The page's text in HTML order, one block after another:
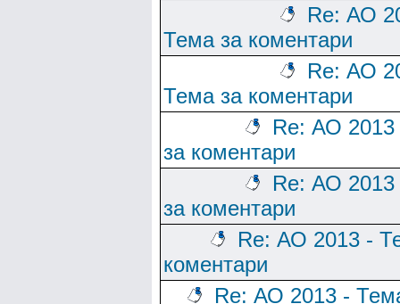
Re: АО
Тема за коментари
Re: АО
Тема за коментари
Re: АО
за коментари
Re: АО
за коментари
Re: АО 2013 -
коментари
Re: АО 2013 -